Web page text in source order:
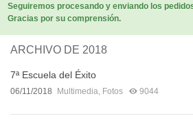
Seguiremos procesando y enviando los
Gracias por su comprensión.
ARCHIVO DE 2018
7ª Escuela del Éxito
06/11/2018 Multimedia, Fotos 9044